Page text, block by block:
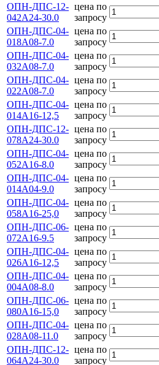
ОПН-ДПС-12-
042А24-30.0
цена по
запросу
ОПН-ДПС-04-
018А08-7.0
цена по
запросу
ОПН-ДПС-04-
032А08-7.0
цена по
запросу
ОПН-ДПС-04-
022А08-7.0
цена по
запросу
ОПН-ДПС-04-
014А16-12,5
цена по
запросу
ОПН-ДПС-12-
078А24-30.0
цена по
запросу
ОПН-ДПС-04-
052А16-8.0
цена по
запросу
ОПН-ДПС-04-
014А04-9.0
цена по
запросу
ОПН-ДПС-04-
058А16-25,0
цена по
запросу
ОПН-ДПС-06-
072А16-9.5
цена по
запросу
ОПН-ДПС-04-
026А16-12,5
цена по
запросу
ОПН-ДПС-04-
004А08-8.0
цена по
запросу
ОПН-ДПС-06-
080А16-15,0
цена по
запросу
ОПН-ДПС-04-
028А08-11.0
цена по
запросу
ОПН-ДПС-12-
064А24-30.0
цена по
запросу